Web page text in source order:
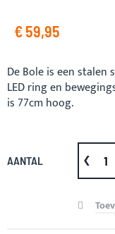
€ 59,95
De Bole is een stalen
LED ring en
is 77cm hoog.
AANTAL